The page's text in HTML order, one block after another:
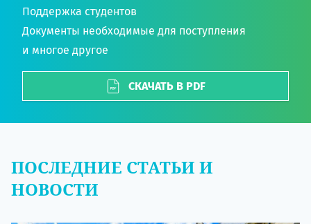
Поддержка студентов
Документы необходимые для поступления
и многое другое
СКАЧАТЬ В PDF
ПОСЛЕДНИЕ СТАТЬИ И
НОВОСТИ